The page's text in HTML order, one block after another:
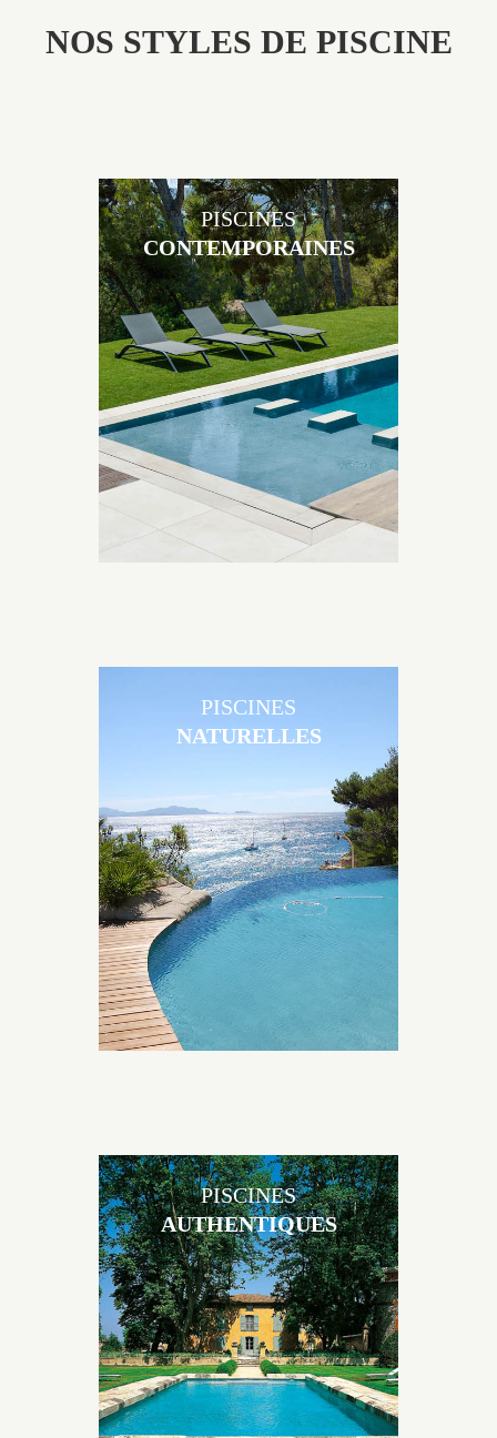
NOS STYLES DE PISCINE
Les piscines en béton contemporaines Jacques
Brens sont uniques grâce au large choix de
matériaux et de revêtements et les nombreuses
options disponibles, miroir, couloir de nage, plage
immergée, débordement.
PISCINES
CONTEMPORAINES
Les piscines en béton naturelles Jacques Brens sont
originales, elles s’intègrent parfaitement à leur
environnement grâce à un jeu de volume et de
matière sur-mesure conçu par notre bureau d’étude
spécialisé.
PISCINES
NATURELLES
Les piscines en béton authentiques Jacques Brens se
démarquent par la noblesse des matériaux
utilisés pour garder un aspect ancien, retrouver une
patine naturelle ou créer un ornement de pierres de
taille.
PISCINES
AUTHENTIQUES